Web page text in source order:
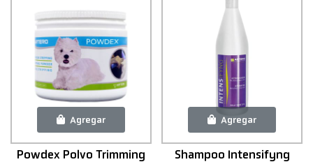
Agregar
Powdex Polvo Trimming
Agregar
Shampoo Intensifyng